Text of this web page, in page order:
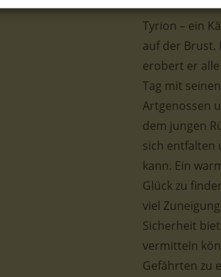
Tyrion – ein
auf der Brust.
erobert er
Tag mit
Artgenossen
dem jungen
sich entfalten
kann. Ein
Glück zu
viel
Sicherheit
vermitteln
Gefährten zu